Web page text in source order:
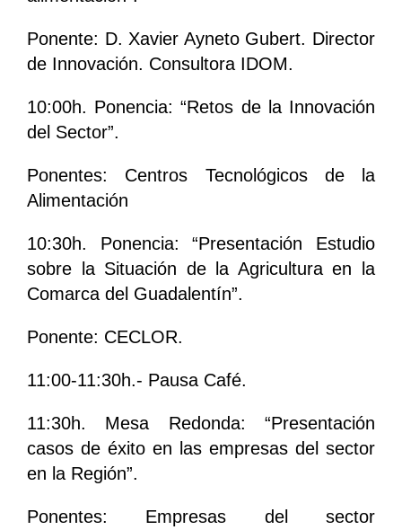
Ponente: D. Xavier Ayneto Gubert. Director
de Innovación. Consultora IDOM.
10:00h. Ponencia: “Retos de la Innovación
del Sector”.
Ponentes: Centros Tecnológicos de la
Alimentación
10:30h. Ponencia: “Presentación Estudio
sobre la Situación de la Agricultura en la
Comarca del Guadalentín”.
Ponente: CECLOR.
11:00-11:30h.- Pausa Café.
11:30h. Mesa Redonda: “Presentación
casos de éxito en las empresas del sector
en la Región”.
Ponentes: Empresas del sector